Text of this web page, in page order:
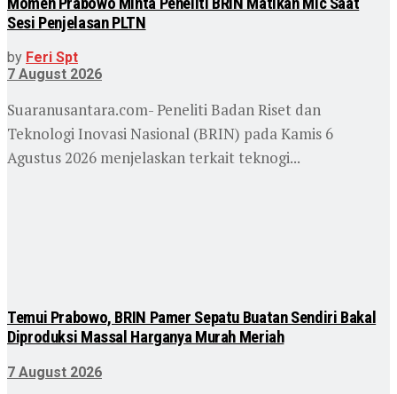
Sesi Penjelasan PLTN
by Feri Spt
7 August 2026
Suaranusantara.com- Peneliti Badan Riset dan
Teknologi Inovasi Nasional (BRIN) pada Kamis 6
Agustus 2026 menjelaskan terkait teknogi...
Temui Prabowo, BRIN Pamer Sepatu Buatan Sendiri Bakal
Diproduksi Massal Harganya Murah Meriah
7 August 2026